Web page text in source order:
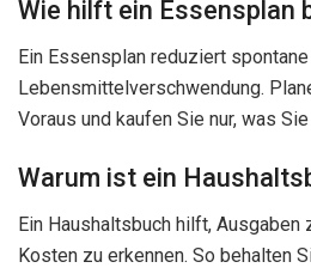
Wie hilft ein Essensplan
Ein Essensplan reduziert
Lebensmittelverschwendung.
Voraus und kaufen Sie nur, was
Warum ist ein
Ein Haushaltsbuch hilft, Ausgaben
Kosten zu erkennen. So behalten